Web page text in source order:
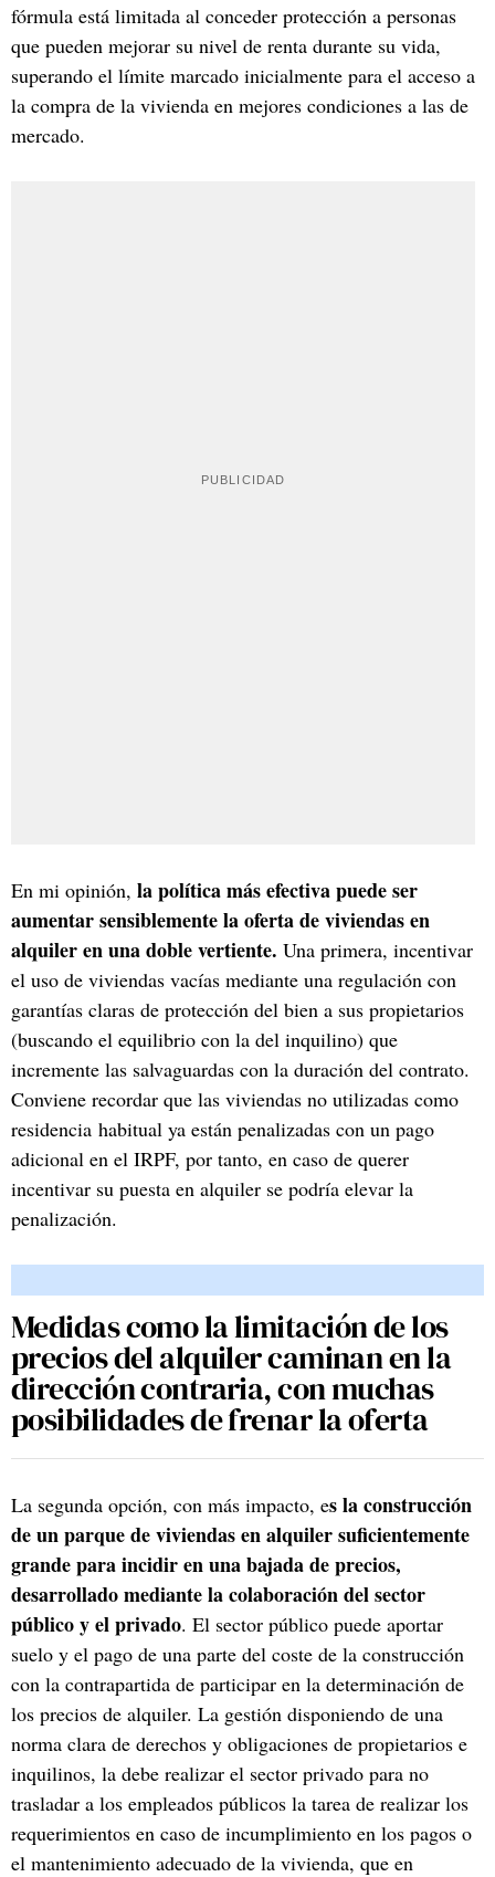
fórmula está limitada al conceder protección a personas
que pueden mejorar su nivel de renta durante su vida,
superando el límite marcado inicialmente para el acceso a
la compra de la vivienda en mejores condiciones a las de
mercado.
En mi opinión, la política más efectiva puede ser
aumentar sensiblemente la oferta de viviendas en
alquiler en una doble vertiente. Una primera, incentivar
el uso de viviendas vacías mediante una regulación con
garantías claras de protección del bien a sus propietarios
(buscando el equilibrio con la del inquilino) que
incremente las salvaguardas con la duración del contrato.
Conviene recordar que las viviendas no utilizadas como
residencia habitual ya están penalizadas con un pago
adicional en el IRPF, por tanto, en caso de querer
incentivar su puesta en alquiler se podría elevar la
penalización.
Medidas como la limitación de los
precios del alquiler caminan en la
dirección contraria, con muchas
posibilidades de frenar la oferta
La segunda opción, con más impacto, es la construcción
de un parque de viviendas en alquiler suficientemente
grande para incidir en una bajada de precios,
desarrollado mediante la colaboración del sector
público y el privado. El sector público puede aportar
suelo y el pago de una parte del coste de la construcción
con la contrapartida de participar en la determinación de
los precios de alquiler. La gestión disponiendo de una
norma clara de derechos y obligaciones de propietarios e
inquilinos, la debe realizar el sector privado para no
trasladar a los empleados públicos la tarea de realizar los
requerimientos en caso de incumplimiento en los pagos o
el mantenimiento adecuado de la vivienda, que en